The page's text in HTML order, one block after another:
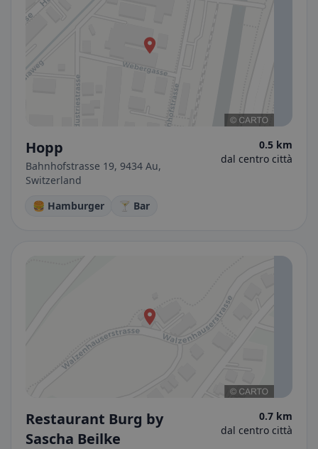
Hopp
Bahnhofstrasse 19, 9434 Au,
Switzerland
0.5 km
dal centro città
🍔 Hamburger 🍸 Bar
Restaurant Burg by
Sascha Beilke
0.7 km
dal centro città